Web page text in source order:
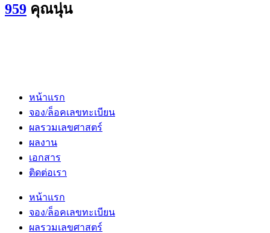
959 คุณนุ่น
หน้าแรก
จอง/ล็อคเลขทะเบียน
ผลรวมเลขศาสตร์
ผลงาน
เอกสาร
ติดต่อเรา
หน้าแรก
จอง/ล็อคเลขทะเบียน
ผลรวมเลขศาสตร์